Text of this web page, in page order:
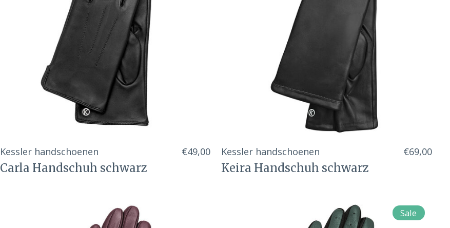
Kessler handschoenen
Carla Handschuh schwarz
€49,00 Kessler handschoenen
Keira Handschuh schwarz
€69,00
Sale